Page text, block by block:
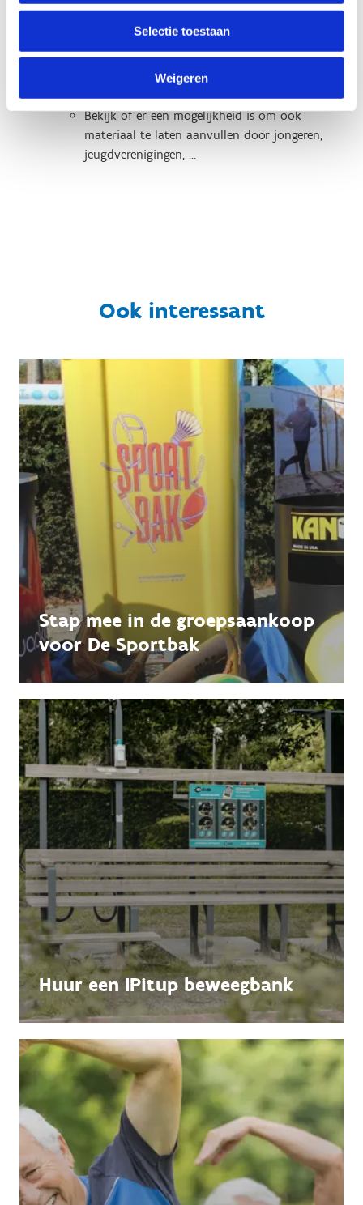
Selectie toestaan
Weigeren
Betrek de jonge bewoners blijvend bij het
aanbod;
Ga na of er extra materiaal aangekocht kan
worden op vraag van de jongeren;
​Bekijk of er een mogelijkheid is om ook
materiaal te laten aanvullen door jongeren,
jeugdverenigingen, …
Ook interessant
Stap mee in de groepsaankoop
voor De Sportbak
Huur een IPitup beweegbank